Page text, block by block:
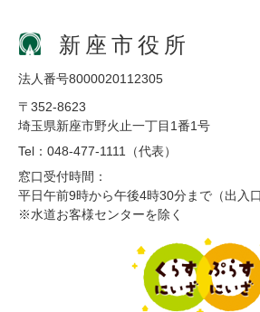
新座市役所
法人番号8000020112305
〒352-8623
埼玉県新座市野火止一丁目1番1号
Tel：048-477-1111（代表）
窓口受付時間：
平日午前9時から午後4時30分まで（出入口
※水道お客様センターを除く